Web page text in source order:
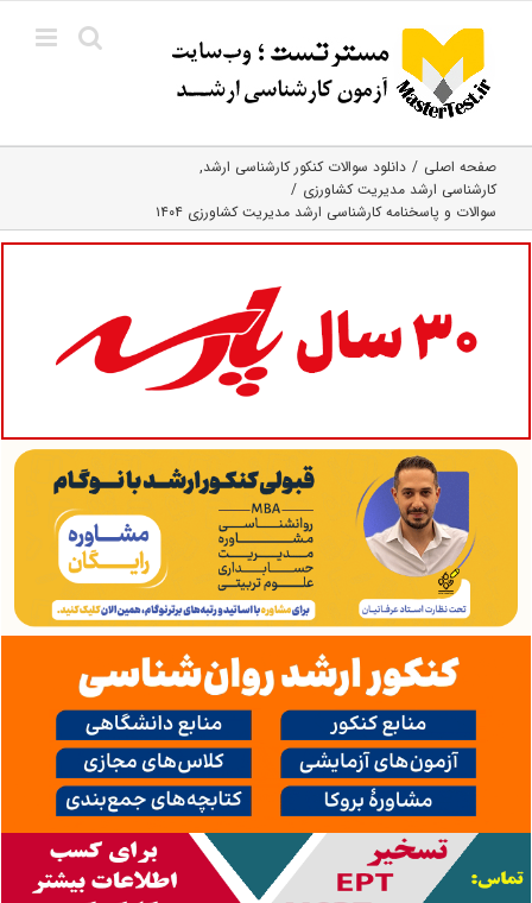
content
صفحه اصلی
دانلود سوالات کنکور کارشناسی ارشد
کارشناسی ارشد مدیریت کشاورزی
سوالات و پاسخنامه کارشناسی ارشد مدیریت کشاورزی ۱۴۰۴